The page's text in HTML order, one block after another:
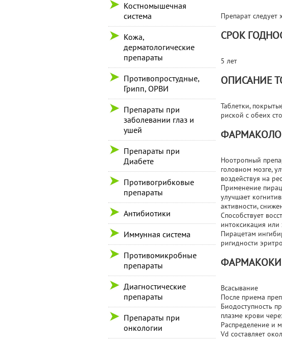
Костномышечная
система
Кожа,
дерматологические
препараты
Противопростудные,
Грипп, ОРВИ
Препараты при
заболевании глаз и
ушей
Препараты при
Диабете
Противогрибковые
препараты
Антибиотики
Иммунная система
Противомикробные
препараты
Диагностические
препараты
Препараты при
онкологии
Препарат следует
СРОК
5 лет
ОПИСАНИЕ
Таблетки,
риской с обеих
Ноотропный
головном мозге,
воздействуя на
Применение
улучшает
активности,
Способствует
интоксикация
Пирацетам
ригидности
Всасывание
После приема
Биодоступность
плазме крови
Распределение и
Vd составляет